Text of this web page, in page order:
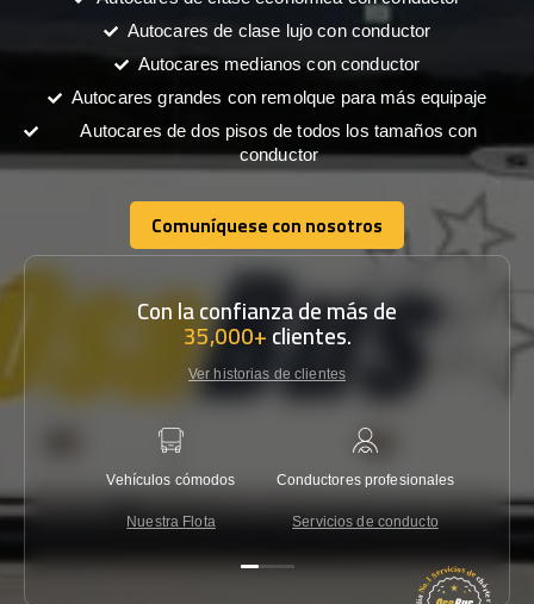
Autocares de clase lujo con conductor
Autocares medianos con conductor
Autocares grandes con remolque para más equipaje
Autocares de dos pisos de todos los tamaños con
conductor
Comuníquese con nosotros
Comuníquese con nosotros
Con la confianza de más de
35,000+clientes.
Ver historias de clientes
Vehículos cómodos
Nuestra Flota
Conductores profesionales
Servicios de conducto